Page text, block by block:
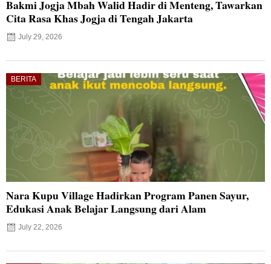
Bakmi Jogja Mbah Walid Hadir di Menteng, Tawarkan
Cita Rasa Khas Jogja di Tengah Jakarta
July 29, 2026
BERITA
Nara Kupu Village Hadirkan Program Panen Sayur,
Edukasi Anak Belajar Langsung dari Alam
July 22, 2026